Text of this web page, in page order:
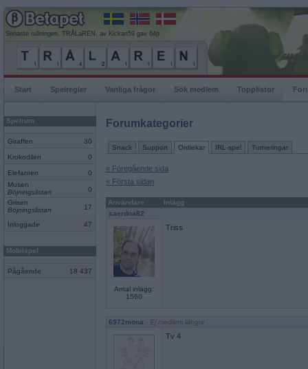
Senaste rullningen, TRÅLaREN, av Kickan59 gav 64p
Start Spelregler Vanliga frågor Sök medlem Topplistor
Spelrum
Giraffen 30
Krokodilen 0
Elefanten
0
Musen
Böjningslistan
0
Grisen
Böjningslistan
17
Inloggade 47
Mobilspel
Pågående 18 437
Forumkategorier
Snack Support Ordlekar IRL-spel Turneringar
« Föregående sida
« Första sidan
Användare
Inlägg
saerdna82
Antal inlägg:
1560
Triss
6972mona - Ej medlem längre
Tv 4